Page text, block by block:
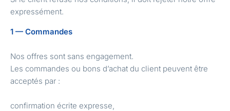
expressément.
1 — Commandes
Nos offres sont sans engagement.
Les commandes ou bons d’achat du client peuvent être
acceptés par :
confirmation écrite expresse,